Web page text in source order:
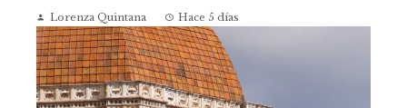
Lorenza Quintana Hace 5 días